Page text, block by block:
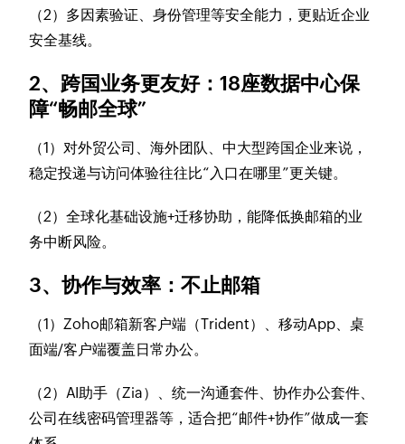
（2）多因素验证、身份管理等安全能力，更贴近企业
安全基线。
2、跨国业务更友好：18座数据中心保
障“畅邮全球”
（1）对外贸公司、海外团队、中大型跨国企业来说，
稳定投递与访问体验往往比“入口在哪里”更关键。
（2）全球化基础设施+迁移协助，能降低换邮箱的业
务中断风险。
3、协作与效率：不止邮箱
（1）Zoho邮箱新客户端（Trident）、移动App、桌
面端/客户端覆盖日常办公。
（2）AI助手（Zia）、统一沟通套件、协作办公套件、
公司在线密码管理器等，适合把“邮件+协作”做成一套